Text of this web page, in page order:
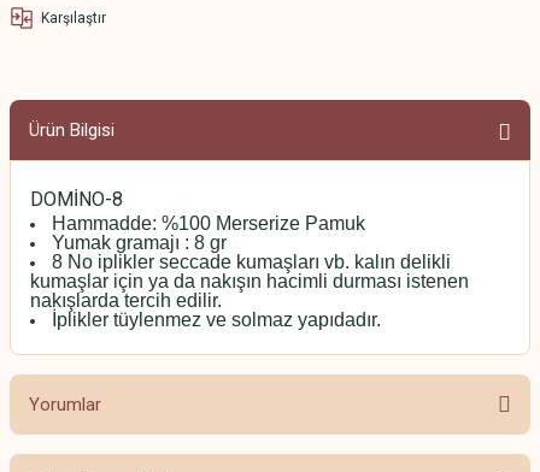
Karşılaştır
Ürün Bilgisi
DOMİNO-8
Hammadde: %100 Merserize Pamuk
Yumak gramajı : 8 gr
8 No iplikler seccade kumaşları vb. kalın delikli
kumaşlar için ya da nakışın hacimli durması istenen
nakışlarda tercih edilir.
İplikler tüylenmez ve solmaz yapıdadır.
Yorumlar